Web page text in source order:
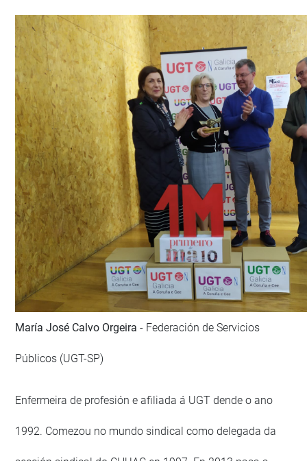
María José Calvo Orgeira- Federación de Servicios
Públicos (UGT-SP)
Enfermeira de profesión e afiliada á UGT dende o ano
1992. Comezou no mundo sindical como delegada da